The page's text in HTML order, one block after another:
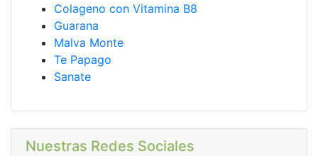
Colageno con Vitamina B8
Guarana
Malva Monte
Te Papago
Sanate
Nuestras Redes Sociales